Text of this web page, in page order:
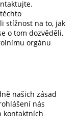
stížnost na to, jak
o tom dozvěděli,
orgánu
našich zásad
nás
kontaktních